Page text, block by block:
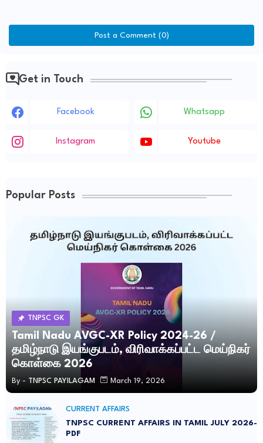
Post a Comment (0)
Get in Touch
Facebook Whatsapp
Instagram Youtube
Popular Posts
TNPSC GK
Tamil Nadu AVGC-XR Policy 2024-26 /
தமிழ்நாடு இயங்குபடம், விரிவாக்கப்பட்ட மெய்நிகர்
கொள்கை 2026
By - TNPSC PAYILAGAM March 19, 2026
CURRENT AFFAIRS
TNPSC CURRENT AFFAIRS IN TAMIL JULY 2026-
PDF